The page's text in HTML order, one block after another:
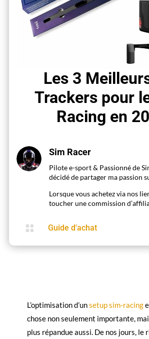
Les 3
Trackers pour
Racing en
Sim Racer
Pilote e-sport & Passionné de
décidé de partager ma passion
Lorsque vous achetez via nos
toucher une commission
 Guide d'achat
L’optimisation d’unsetup sim-racing
chose non seulement importante,
plus répandue aussi. De nos jours, le